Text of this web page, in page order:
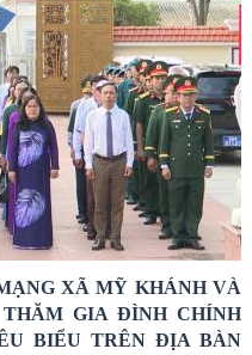
XÃ MỸ KHÁNH VÀ
GIA ĐÌNH CHÍNH
BIỂU TRÊN ĐỊA BÀN